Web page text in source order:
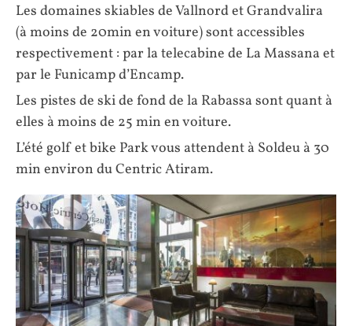
Les domaines skiables de Vallnord et Grandvalira
(à moins de 20min en voiture) sont accessibles
respectivement : par la telecabine de La Massana et
par le Funicamp d’Encamp.
Les pistes de ski de fond de la Rabassa sont quant à
elles à moins de 25 min en voiture.
L’été golf et bike Park vous attendent à Soldeu à 30
min environ du Centric Atiram.